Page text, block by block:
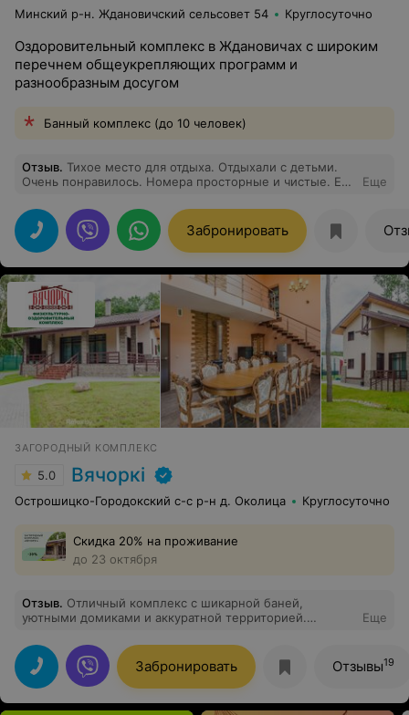
Минский р-н. Ждановичский сельсовет 54 Круглосуточно
Оздоровительный комплекс в Ждановичах с широким
перечнем общеукрепляющих программ и
разнообразным досугом
Банный комплекс (до 10 человек)
Отзыв. Тихое место для отдыха. Отдыхали с детьми.
Очень понравилось. Номера просторные и чистые. Еда
детей и взрослых. Большое спасибо персоналу.
Обязательно вернёмся ещё раз.
Еще
Забронировать
ЗАГОРОДНЫЙ КОМПЛЕКС
5.0 Вячоркi
Острошицко-Городокский с-с р-н д. Околица Круглосуточно
Скидка 20% на проживание
до 23 октября
Отзыв. Отличный комплекс с шикарной баней,
уютными домиками и аккуратной территорией.
персонал. Все очень понравилось. Обязательно еще
вернемся.
Еще
Забронировать Отзывы19